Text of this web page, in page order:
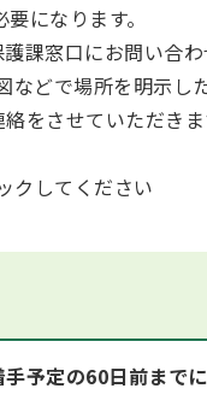
になります。
課窓口にお問い合
どで場所を明示し
をさせていただき
クしてください
手予定の60日前まで